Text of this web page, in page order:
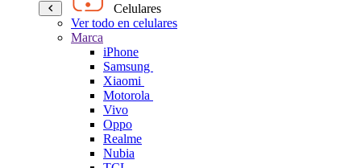
Celulares
Ver todo en celulares
Marca
iPhone
Samsung
Xiaomi
Motorola
Vivo
Oppo
Realme
Nubia